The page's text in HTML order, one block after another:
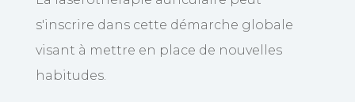
s'inscrire dans cette démarche globale
visant à mettre en place de nouvelles
habitudes.